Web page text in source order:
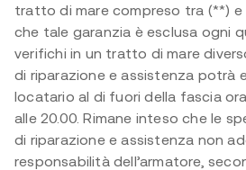
tratto di mare compreso tra (**)
che tale garanzia è esclusa ogni
verifichi in un tratto di mare
di riparazione e assistenza potrà
locatario al di fuori della fascia
alle 20.00. Rimane inteso che le
di riparazione e assistenza non
responsabilità dell’armatore,